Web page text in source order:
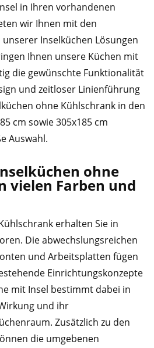
in Ihren vorhandenen
wir Ihnen mit den
Inselküchen Lösungen
Ihnen unsere Küchen mit
die gewünschte Funktionalität
und zeitloser Linienführung
ohne Kühlschrank in den
cm sowie 305x185 cm
Auswahl.
ohne
vielen Farben und
erhalten Sie in
Die abwechslungsreichen
und Arbeitsplatten fügen
Einrichtungskonzepte
mit Insel bestimmt dabei in
und ihr
Zusätzlich zu den
die umgebenen